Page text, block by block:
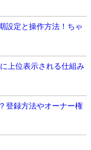
設定と操作方法！ちゃ
上位表示される仕組み
登録方法やオーナー権